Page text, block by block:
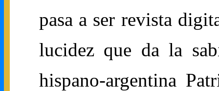
pasa a ser revista
lucidez que da la
hispano-argentina